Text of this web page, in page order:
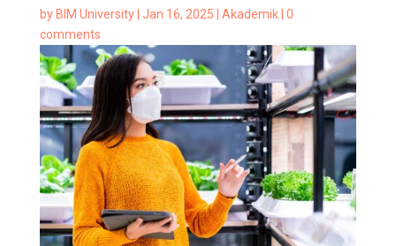
by BIM University| Jan 16, 2025 Akademik| 0
comments